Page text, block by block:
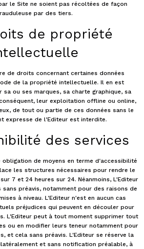
le Site ne soient pas récoltées de façon
par des tiers.
de propriété
de droits concernant certaines données
de la propriété intellectuelle. Il en est
sa ou ses marques, sa charte graphique, sa
leur exploitation offline ou online,
de tout ou partie de ces données sans le
expresse de l'Editeur est interdite.
des services
obligation de moyens en terme d'accessibilité
les structures nécessaires pour rendre le
7 et 24 heures sur 24. Néanmoins, L'Editeur
préavis, notamment pour des raisons de
à niveau. L'Editeur n'est en aucun cas
préjudices qui peuvent en découler pour
L'Editeur peut à tout moment supprimer tout
ou en modifier leurs teneur notamment pour
et cela sans préavis. L'Editeur se réserve la
et sans notification préalable, à